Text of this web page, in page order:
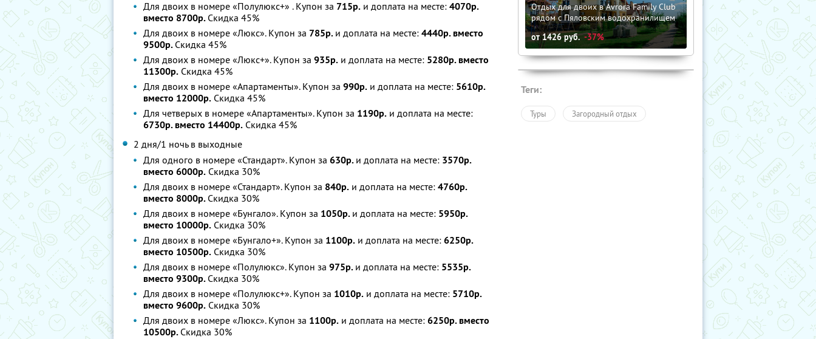
Для двоих в номере «Полулюкс+» . Купон за 715р. и доплата на месте: 4070р.
вместо 8700р. Скидка 45%
Для двоих в номере «Люкс». Купон за 785р. и доплата на месте: 4440р. вместо
9500р. Скидка 45%
Для двоих в номере «Люкс+». Купон за 935р. и доплата на месте: 5280р. вместо
11300р. Скидка 45%
Для двоих в номере «Апартаменты». Купон за 990р. и доплата на месте: 5610р.
вместо 12000р. Скидка 45%
Для четверых в номере «Апартаменты». Купон за 1190р. и доплата на месте:
6730р. вместо 14400р. Скидка 45%
2 дня/1 ночь в выходные
Для одного в номере «Стандарт». Купон за 630р. и доплата на месте: 3570р.
вместо 6000р. Скидка 30%
Для двоих в номере «Стандарт». Купон за 840р. и доплата на месте: 4760р.
вместо 8000р. Скидка 30%
Для двоих в номере «Бунгало». Купон за 1050р. и доплата на месте: 5950р.
вместо 10000р. Скидка 30%
Для двоих в номере «Бунгало+». Купон за 1100р. и доплата на месте: 6250р.
вместо 10500р. Скидка 30%
Для двоих в номере «Полулюкс». Купон за 975р. и доплата на месте: 5535р.
вместо 9300р. Скидка 30%
Для двоих в номере «Полулюкс+». Купон за 1010р. и доплата на месте: 5710р.
вместо 9600р. Скидка 30%
Для двоих в номере «Люкс». Купон за 1100р. и доплата на месте: 6250р. вместо
10500р. Скидка 30%
Отдых для двоих в Avrora Family Club
рядом с Пяловским водохранилищем
от1426руб. -37%
Теги:
Туры Загородный отдых